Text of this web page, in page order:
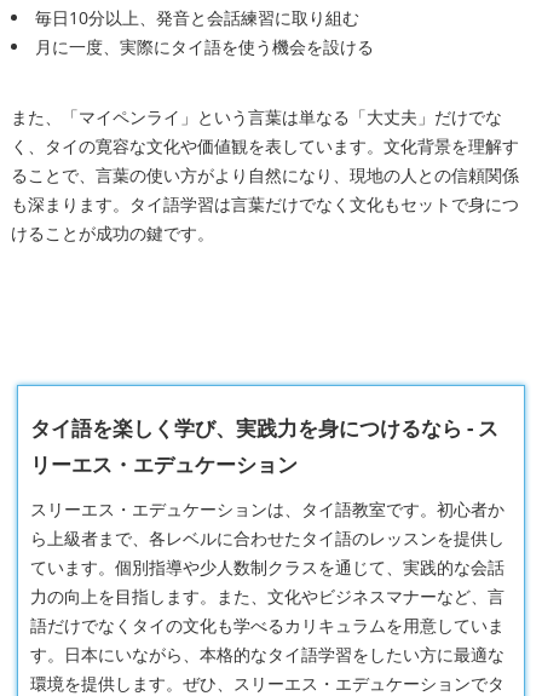
毎日10分以上、発音と会話練習に取り組む
月に一度、実際にタイ語を使う機会を設ける
また、「マイペンライ」という言葉は単なる「大丈夫」だけでな
く、タイの寛容な文化や価値観を表しています。文化背景を理解す
ることで、言葉の使い方がより自然になり、現地の人との信頼関係
も深まります。タイ語学習は言葉だけでなく文化もセットで身につ
けることが成功の鍵です。
タイ語を楽しく学び、実践力を身につけるなら - ス
リーエス・エデュケーション
スリーエス・エデュケーションは、タイ語教室です。初心者か
ら上級者まで、各レベルに合わせたタイ語のレッスンを提供し
ています。個別指導や少人数制クラスを通じて、実践的な会話
力の向上を目指します。また、文化やビジネスマナーなど、言
語だけでなくタイの文化も学べるカリキュラムを用意していま
す。日本にいながら、本格的なタイ語学習をしたい方に最適な
環境を提供します。ぜひ、スリーエス・エデュケーションでタ